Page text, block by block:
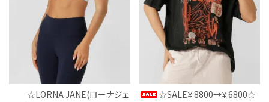
☆LORNA JANE(ローナジェ
☆SALE￥8800→￥6800☆